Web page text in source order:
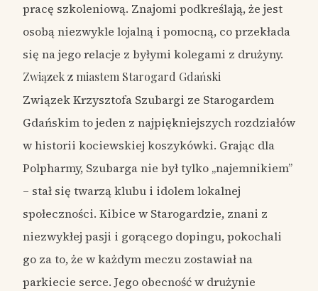
pracę szkoleniową. Znajomi podkreślają, że jest
osobą niezwykle lojalną i pomocną, co przekłada
się na jego relacje z byłymi kolegami z drużyny.
Związek z miastem Starogard Gdański
Związek Krzysztofa Szubargi ze Starogardem
Gdańskim to jeden z najpiękniejszych rozdziałów
w historii kociewskiej koszykówki. Grając dla
Polpharmy, Szubarga nie był tylko „najemnikiem”
– stał się twarzą klubu i idolem lokalnej
społeczności. Kibice w Starogardzie, znani z
niezwykłej pasji i gorącego dopingu, pokochali
go za to, że w każdym meczu zostawiał na
parkiecie serce. Jego obecność w drużynie